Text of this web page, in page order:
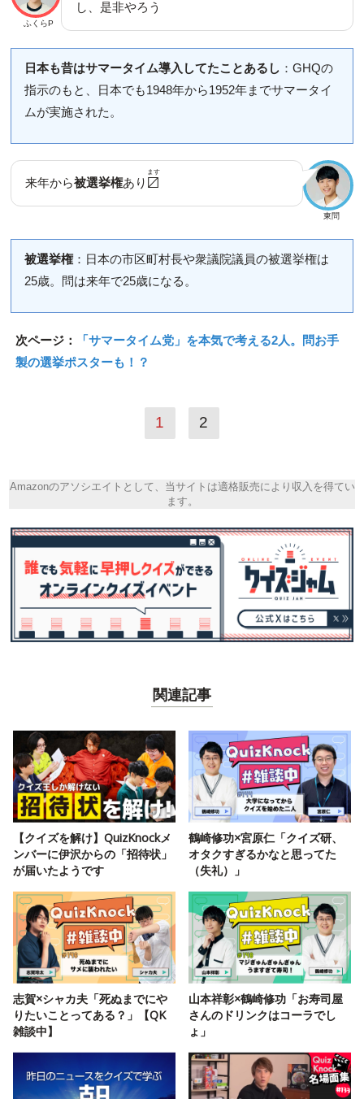
ふくらP
し、是非やろう
日本も昔はサマータイム導入してたことあるし ：GHQの
指示のもと、日本でも1948年から1952年までサマータイ
ムが実施された。
東問
来年から被選挙権あり 〼
ます
被選挙権：日本の市区町村長や衆議院議員の被選挙権は
25歳。問は来年で25歳になる。
次ページ：
「サマータイム党」を本気で考える2人。問お手
製の選挙ポスターも！？
1 2
Amazonのアソシエイトとして、当サイトは適格販売により収入を得てい
ます。
関連記事
【クイズを解け】QuizKnockメ
ンバーに伊沢からの「招待状」
が届いたようです
鶴崎修功×宮原仁「クイズ研、
オタクすぎるかなと思ってた
（失礼）」
志賀×シャカ夫「死ぬまでにや
りたいことってある？」【QK
雑談中】
山本祥彰×鶴崎修功「お寿司屋
さんのドリンクはコーラでし
ょ」